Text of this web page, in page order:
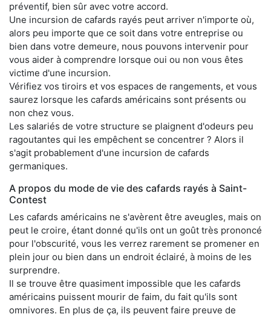
préventif, bien sûr avec votre accord.
Une incursion de cafards rayés peut arriver n'importe où,
alors peu importe que ce soit dans votre entreprise ou
bien dans votre demeure, nous pouvons intervenir pour
vous aider à comprendre lorsque oui ou non vous êtes
victime d'une incursion.
Vérifiez vos tiroirs et vos espaces de rangements, et vous
saurez lorsque les cafards américains sont présents ou
non chez vous.
Les salariés de votre structure se plaignent d'odeurs peu
ragoutantes qui les empêchent se concentrer ? Alors il
s'agit probablement d'une incursion de cafards
germaniques.
A propos du mode de vie des cafards rayés à Saint-
Contest
Les cafards américains ne s'avèrent être aveugles, mais on
peut le croire, étant donné qu'ils ont un goût très prononcé
pour l'obscurité, vous les verrez rarement se promener en
plein jour ou bien dans un endroit éclairé, à moins de les
surprendre.
Il se trouve être quasiment impossible que les cafards
américains puissent mourir de faim, du fait qu'ils sont
omnivores. En plus de ça, ils peuvent faire preuve de